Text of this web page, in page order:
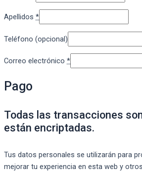
Apellidos *
Teléfono (opcional)
Correo electrónico *
Pago
Todas las transacciones
están encriptadas.
Tus datos personales se utilizarán para
mejorar tu experiencia en esta web y